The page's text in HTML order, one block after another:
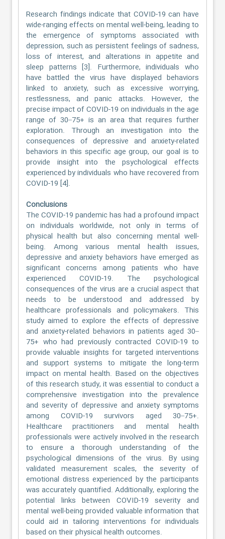
Research findings indicate that COVID-19 can have
wide-ranging effects on mental well-being, leading to
the emergence of symptoms associated with
depression, such as persistent feelings of sadness,
loss of interest, and alterations in appetite and
sleep patterns [3]. Furthermore, individuals who
have battled the virus have displayed behaviors
linked to anxiety, such as excessive worrying,
restlessness, and panic attacks. However, the
precise impact of COVID-19 on individuals in the age
range of 30–75+ is an area that requires further
exploration. Through an investigation into the
consequences of depressive and anxiety-related
behaviors in this specific age group, our goal is to
provide insight into the psychological effects
experienced by individuals who have recovered from
COVID-19 [4].
Conclusions
The COVID-19 pandemic has had a profound impact
on individuals worldwide, not only in terms of
physical health but also concerning mental well-
being. Among various mental health issues,
depressive and anxiety behaviors have emerged as
significant concerns among patients who have
experienced COVID-19. The psychological
consequences of the virus are a crucial aspect that
needs to be understood and addressed by
healthcare professionals and policymakers. This
study aimed to explore the effects of depressive
and anxiety-related behaviors in patients aged 30–
75+ who had previously contracted COVID-19 to
provide valuable insights for targeted interventions
and support systems to mitigate the long-term
impact on mental health. Based on the objectives
of this research study, it was essential to conduct a
comprehensive investigation into the prevalence
and severity of depressive and anxiety symptoms
among COVID-19 survivors aged 30–75+.
Healthcare practitioners and mental health
professionals were actively involved in the research
to ensure a thorough understanding of the
psychological dimensions of the virus. By using
validated measurement scales, the severity of
emotional distress experienced by the participants
was accurately quantified. Additionally, exploring the
potential links between COVID-19 severity and
mental well-being provided valuable information that
could aid in tailoring interventions for individuals
based on their physical health outcomes.